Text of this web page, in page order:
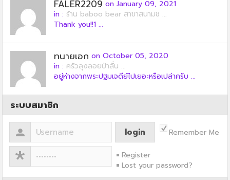
FALER2209 on January 09, 2021
in : ร้าน baboo bear สาขาสนามช ...
Thank you!!1 ...
ทนายเอก on October 05, 2020
in : ครัวลุงลอยป่าลั่น ...
อยู่ห่างจากพระปฐมเจดีย์ไปเยอะหรือเปล่าครับ ...
ระบบสมาชิก
Remember Me
Register
Lost your password?